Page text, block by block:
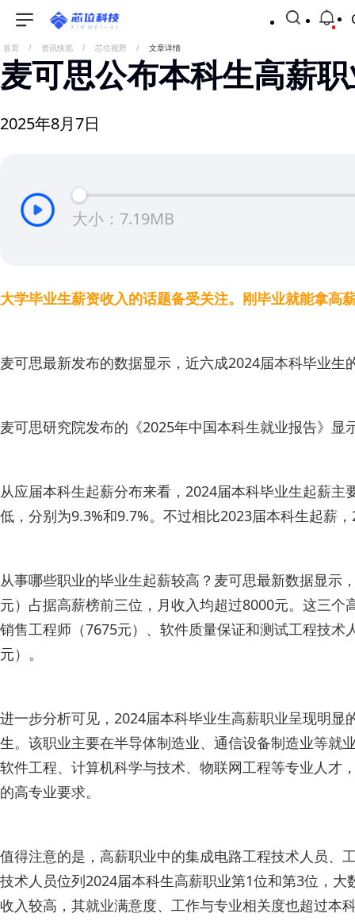
首页 / 资讯快览 / 芯位视野 / 文章详情
麦可思公布本科生高薪
2025年8月7日
大小：7.19MB
大学毕业生薪资收入的话题备受关注。刚毕业就能拿高
麦可思最新发布的数据显示，近六成2024届本科毕业生
麦可思研究院发布的《2025年中国本科生就业报告》
从应届本科生起薪分布来看，2024届本科毕业生起薪
低，分别为9.3%和9.7%。不过相比2023届本科生起薪
从事哪些职业的毕业生起薪较高？麦可思最新数据显示
元）占据高薪榜前三位，月收入均超过8000元。这三
销售工程师（7675元）、软件质量保证和测试工程技
元）。
进一步分析可见，2024届本科毕业生高薪职业呈现明
生。该职业主要在半导体制造业、通信设备制造业等就
软件工程、计算机科学与技术、物联网工程等专业人才
的高专业要求。
值得注意的是，高薪职业中的集成电路工程技术人员、
技术人员位列2024届本科生高薪职业第1位和第3位，
收入较高，其就业满意度、工作与专业相关度也超过本